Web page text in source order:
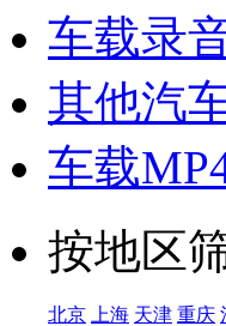
车载录
其他汽
车载
按地区
北京 上海 天津 重庆